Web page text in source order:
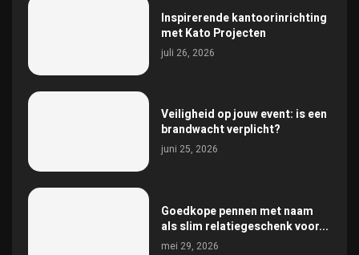
Inspirerende kantoorinrichting
met Kato Projecten
juli 26, 2026
Veiligheid op jouw event: is een
brandwacht verplicht?
juni 25, 2026
Goedkope pennen met naam
als slim relatiegeschenk voor...
mei 29, 2026